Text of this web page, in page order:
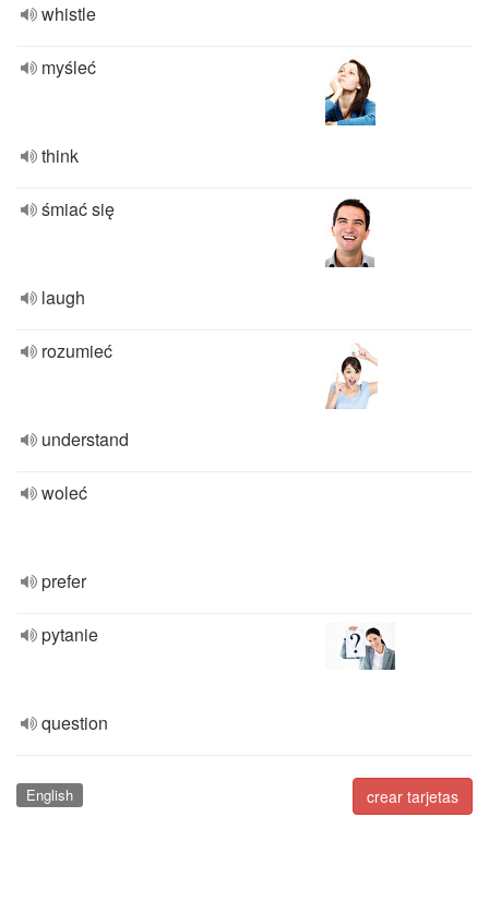
whistle
myśleć
think
śmiać się
laugh
rozumieć
understand
woleć
prefer
pytanie
question
crear tarjetas
English